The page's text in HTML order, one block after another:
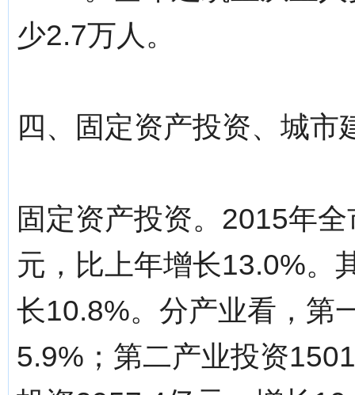
少2.7万人。
四、固定资产投资、城市
固定资产投资。2015年
元，比上年增长13.0%。
长10.8%。分产业看，第
5.9%；第二产业投资